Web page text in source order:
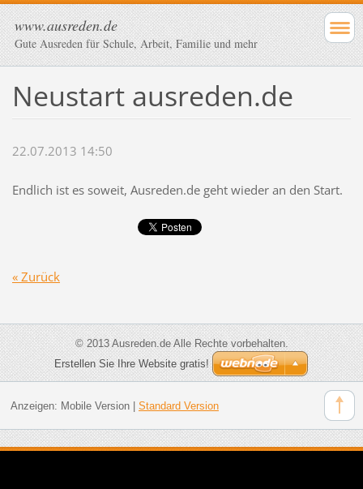
www.ausreden.de
Gute Ausreden für Schule, Arbeit, Familie und mehr
Neustart ausreden.de
22.07.2013 14:50
Endlich ist es soweit, Ausreden.de geht wieder an den Start.
« Zurück
© 2013 Ausreden.de Alle Rechte vorbehalten.
Erstellen Sie Ihre Website gratis!
Anzeigen: Mobile Version| Standard Version